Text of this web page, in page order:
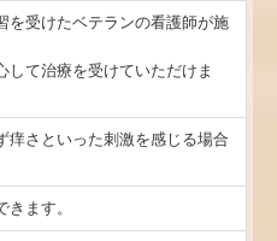
を受けたベテランの看護師が施
して治療を受けていただけま
痒さといった刺激を感じる場合
きます。